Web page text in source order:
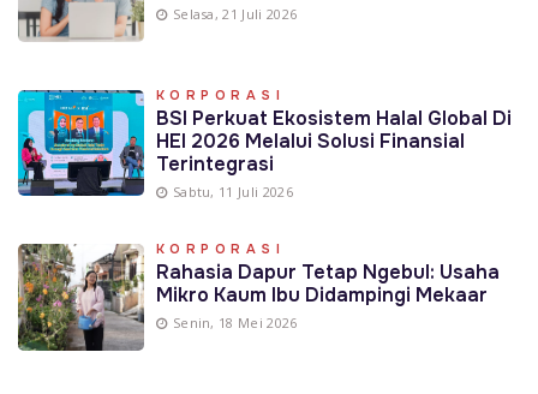
Selasa, 21 Juli 2026
KORPORASI
BSI Perkuat Ekosistem Halal Global Di
HEI 2026 Melalui Solusi Finansial
Terintegrasi
Sabtu, 11 Juli 2026
KORPORASI
Rahasia Dapur Tetap Ngebul: Usaha
Mikro Kaum Ibu Didampingi Mekaar
Senin, 18 Mei 2026